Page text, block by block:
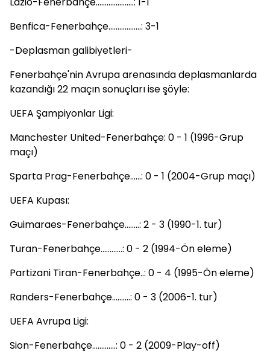
Benfica-Fenerbahçe..................: 3-1
-Deplasman galibiyetleri-
Fenerbahçe'nin Avrupa arenasında deplasmanlarda
kazandığı 22 maçın sonuçları ise şöyle:
UEFA Şampiyonlar Ligi:
Manchester United-Fenerbahçe: 0 - 1 (1996-Grup
maçı)
Sparta Prag-Fenerbahçe......: 0 - 1 (2004-Grup maçı)
UEFA Kupası:
Guimaraes-Fenerbahçe........: 2 - 3 (1990-1. tur)
Turan-Fenerbahçe............: 0 - 2 (1994-Ön eleme)
Partizani Tiran-Fenerbahçe..: 0 - 4 (1995-Ön eleme)
Randers-Fenerbahçe..........: 0 - 3 (2006-1. tur)
UEFA Avrupa Ligi:
Sion-Fenerbahçe.............: 0 - 2 (2009-Play-off)